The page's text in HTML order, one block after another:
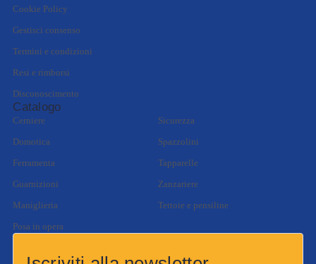
Cookie Policy
Gestisci consenso
Termini e condizioni
Resi e rimborsi
Disconoscimento
Catalogo
Cerniere
Domotica
Ferramenta
Guarnizioni
Maniglieria
Posa in opera
Sicurezza
Spazzolini
Tapparelle
Zanzariere
Tettoie e pensiline